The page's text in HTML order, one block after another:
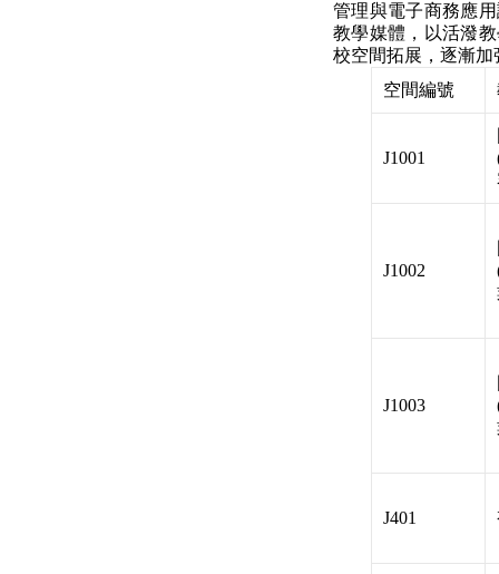
管理與電子商務應
教學媒體，以活潑
校空間拓展，逐漸
空間編號
J1001
J1002
J1003
J401